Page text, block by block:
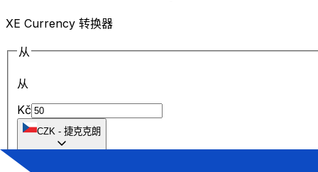
XE Currency 转换器
从
从
Kč
CZK - 捷克克朗